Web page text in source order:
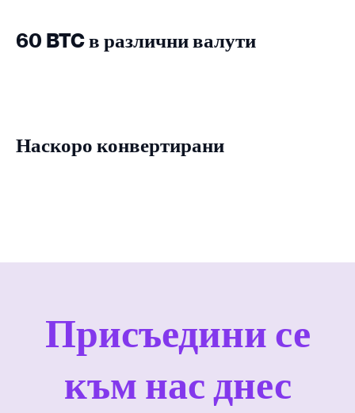
60 BTC в различни валути
Наскоро конвертирани
Присъедини се
към нас днес